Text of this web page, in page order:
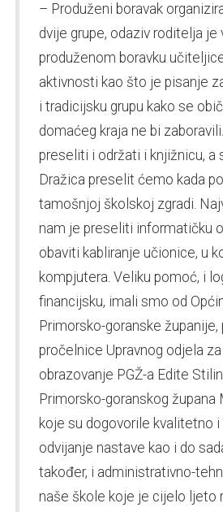
– Produženi boravak
dvije grupe, odaziv roditelja je
produženom boravku
aktivnosti kao što je pisanje
i tradicijsku grupu kako se
domaćeg kraja ne bi
preseliti i održati i knjižnicu, a
Dražica preselit ćemo kada
tamošnjoj školskoj zgradi.
nam je preseliti informatičku
obaviti kabliranje učionice, u
kompjutera. Veliku pomoć, i
financijsku, imali smo od
Primorsko-goranske
pročelnice Upravnog odjela
obrazovanje PGŽ-a Edite
Primorsko-goranskog župana
koje su dogovorile kvalitetno
odvijanje nastave kao i do
također, i administrativno-
naše škole koje je cijelo ljeto